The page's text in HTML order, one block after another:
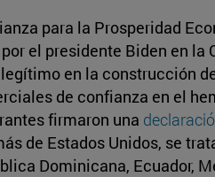
para la Prosperidad
el presidente Biden en la
en la construcción
de confianza en el
firmaron una
de Estados Unidos, se
Dominicana, Ecuador,